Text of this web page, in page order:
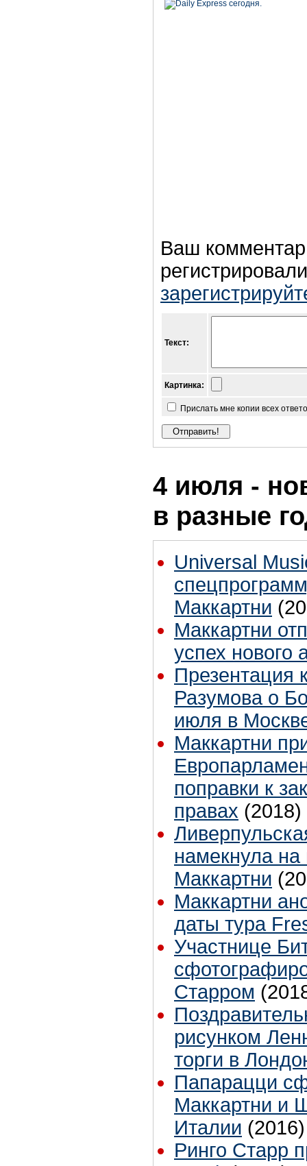
Ваш
Текст:
Картинка:
Прислать мне копии всех
4 июля -
в разные
Universal
Маккартни
Маккартни
успех нового
Презентация
Разумова о
июля в
Маккартни
поправки к
правах (2018)
намекнула на
Маккартни
Маккартни
даты тура
Участнице
Старром
рисунком
торги в
Папарацци
Маккартни и
Италии (2016)
Ринго Старр